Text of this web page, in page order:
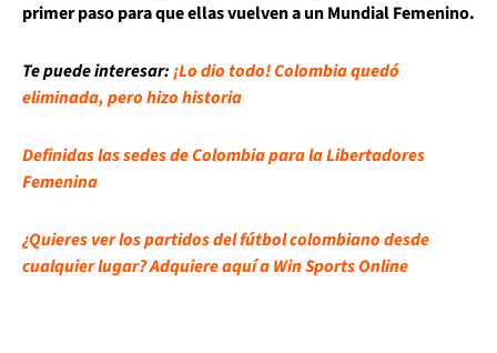
primer paso para que ellas vuelven a un Mundial Femenino.
Te puede interesar:¡Lo dio todo! Colombia quedó
eliminada, pero hizo historia
Definidas las sedes de Colombia para la Libertadores
Femenina
¿Quieres ver los partidos del fútbol colombiano desde
cualquier lugar? Adquiere aquí a Win Sports Online